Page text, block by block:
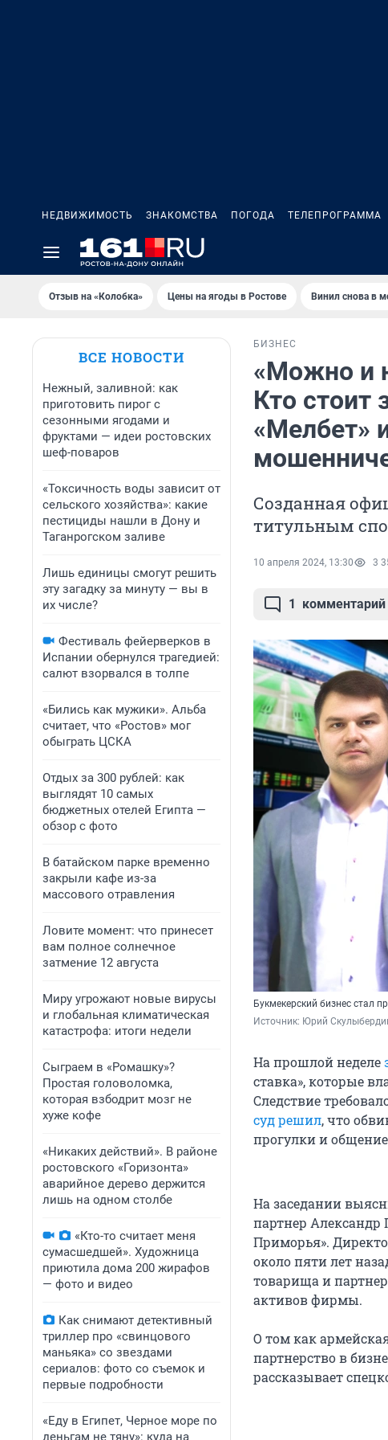
НЕДВИЖИМОСТЬ ЗНАКОМСТВА ПОГОДА ТЕЛЕПРОГРАММА
Отзыв на «Колобка» Цены на ягоды в Ростове Винил снова в
ВСЕ НОВОСТИ
Нежный, заливной: как
приготовить пирог с
сезонными ягодами и
фруктами — идеи ростовских
шеф-поваров
«Токсичность воды зависит от
сельского хозяйства»: какие
пестициды нашли в Дону и
Таганрогском заливе
Лишь единицы смогут решить
эту загадку за минуту — вы в
их числе?
Фестиваль фейерверков в
Испании обернулся трагедией:
салют взорвался в толпе
«Бились как мужики». Альба
считает, что «Ростов» мог
обыграть ЦСКА
Отдых за 300 рублей: как
выглядят 10 самых
бюджетных отелей Египта —
обзор с фото
В батайском парке временно
закрыли кафе из-за
массового отравления
Ловите момент: что принесет
вам полное солнечное
затмение 12 августа
Миру угрожают новые вирусы
и глобальная климатическая
катастрофа: итоги недели
Сыграем в «Ромашку»?
Простая головоломка,
которая взбодрит мозг не
хуже кофе
«Никаких действий». В районе
ростовского «Горизонта»
аварийное дерево держится
лишь на одном столбе
«Кто-то считает меня
сумасшедшей». Художница
приютила дома 200 жирафов
— фото и видео
Как снимают детективный
триллер про «свинцового
маньяка» со звездами
сериалов: фото со съемок и
первые подробности
«Еду в Египет, Черное море по
деньгам не тяну»: куда на
БИЗНЕС
«Можно и
Кто стоит
«Мелбет»
Созданная
титульным
10 апреля 2024, 13:30 3
1 комментарий
Букмекерский бизнес стал
Источник: Юрий
На прошлой неделе
ставка», которые
Следствие
суд решил, что
прогулки и
На заседании
партнер Александр
Приморья».
около пяти лет
товарища и
активов фирмы.
О том как
партнерство в
рассказывает